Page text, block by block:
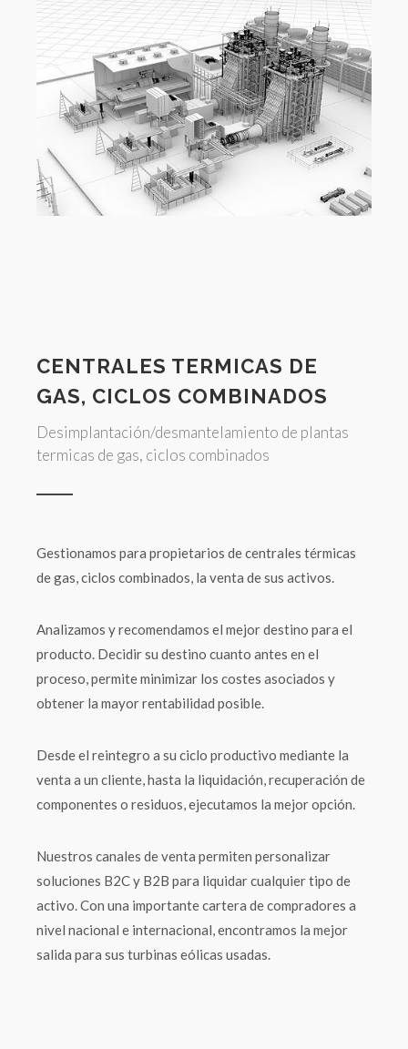
CENTRALES TERMICAS DE
GAS, CICLOS COMBINADOS
Desimplantación/desmantelamiento de plantas
termicas de gas, ciclos combinados
Gestionamos para propietarios de centrales térmicas
de gas, ciclos combinados, la venta de sus activos.
Analizamos y recomendamos el mejor destino para el
producto. Decidir su destino cuanto antes en el
proceso, permite minimizar los costes asociados y
obtener la mayor rentabilidad posible.
Desde el reintegro a su ciclo productivo mediante la
venta a un cliente, hasta la liquidación, recuperación de
componentes o residuos, ejecutamos la mejor opción.
Nuestros canales de venta permiten personalizar
soluciones B2C y B2B para liquidar cualquier tipo de
activo. Con una importante cartera de compradores a
nivel nacional e internacional, encontramos la mejor
salida para sus turbinas eólicas usadas.